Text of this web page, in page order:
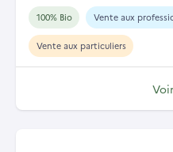
100% Bio Vente aux
Vente aux particuliers